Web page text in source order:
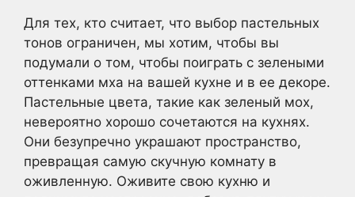
Для тех, кто считает, что выбор пастельных
тонов ограничен, мы хотим, чтобы вы
подумали о том, чтобы поиграть с зелеными
оттенками мха на вашей кухне и в ее декоре.
Пастельные цвета, такие как зеленый мох,
невероятно хорошо сочетаются на кухнях.
Они безупречно украшают пространство,
превращая самую скучную комнату в
оживленную. Оживите свою кухню и